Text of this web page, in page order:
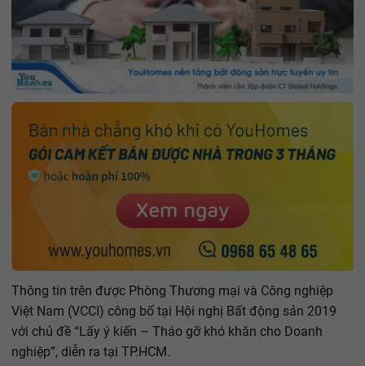
Thông tin trên được Phòng Thương mại và Công nghiệp
Việt Nam (VCCI) công bố tại Hội nghị Bất động sản 2019
với chủ đề “Lấy ý kiến – Tháo gỡ khó khăn cho Doanh
nghiệp”, diễn ra tại TP.HCM.